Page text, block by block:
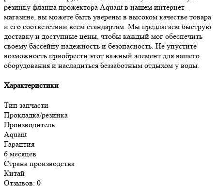
резинку фланца прожектора Aquant в нашем интернет-
магазине, вы можете быть уверены в высоком качестве товара
и его соответствии всем стандартам. Мы предлагаем быструю
доставку и доступные цены, чтобы каждый мог обеспечить
своему бассейну надежность и безопасность. Не упустите
возможность приобрести этот важный элемент для вашего
оборудования и насладиться беззаботным отдыхом у воды.
Характеристики
Тип запчасти
Прокладка/резинка
Производитель
Aquant
Гарантия
6 месяцев
Страна производства
Китай
Отзывов: 0